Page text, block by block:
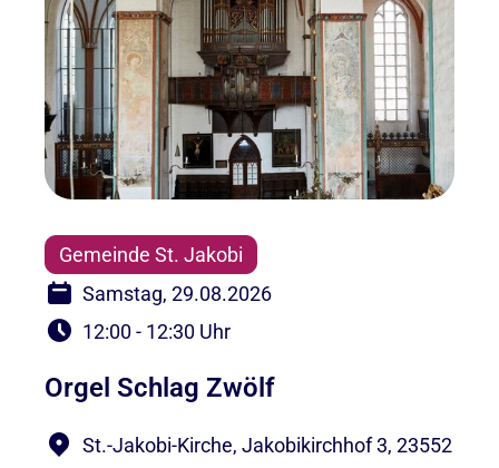
Gemeinde St. Jakobi
Samstag, 29.08.2026
12:00 - 12:30 Uhr
Orgel Schlag Zwölf
St.-Jakobi-Kirche, Jakobikirchhof 3, 23552